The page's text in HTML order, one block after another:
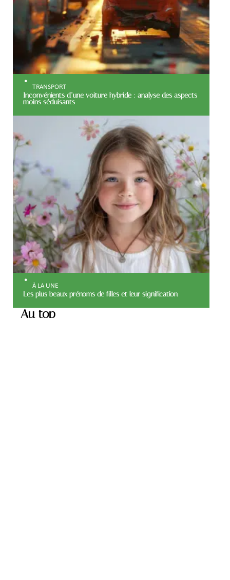
TRANSPORT
Inconvénients d’une voiture hybride : analyse des aspects
moins séduisants
À LA UNE
Les plus beaux prénoms de filles et leur signification
Au top